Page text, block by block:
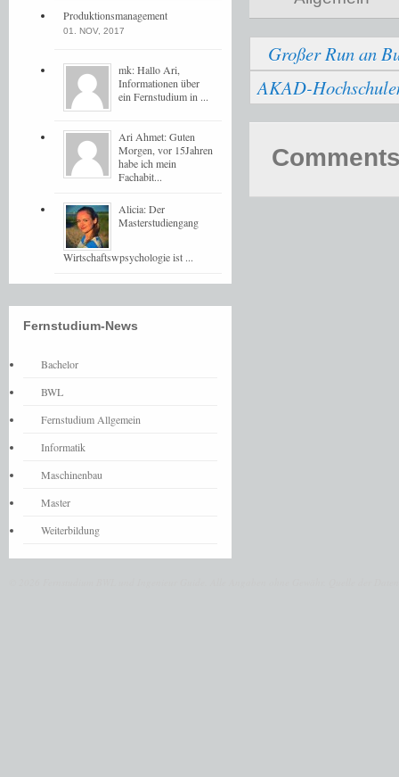
Großer Run an
AKAD-
Produktionsmanagement
01. NOV, 2017
mk: Hallo Ari,
Informationen über
ein Fernstudium in ...
Ari Ahmet: Guten
Morgen, vor 15Jahren
habe ich mein
Fachabit...
Alicia: Der
Masterstudiengang
Wirtschaftswpsychologie ist ...
Fernstudium-News
Bachelor
BWL
Fernstudium Allgemein
Informatik
Maschinenbau
Master
Weiterbildung